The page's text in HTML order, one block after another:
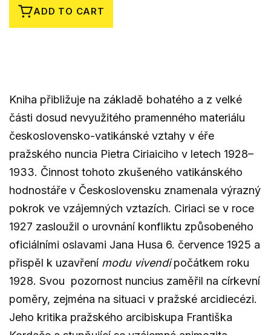
ADD TO CART
Kniha přibližuje na základě bohatého a z velké
části dosud nevyužitého pramenného materiálu
československo-vatikánské vztahy v éře
pražského nuncia Pietra Ciriaiciho v letech 1928–
1933. Činnost tohoto zkušeného vatikánského
hodnostáře v Československu znamenala výrazný
pokrok ve vzájemných vztazích. Ciriaci se v roce
1927 zasloužil o urovnání konfliktu způsobeného
oficiálními oslavami Jana Husa 6. července 1925 a
přispěl k uzavření modu vivendipočátkem roku
1928. Svou pozornost nuncius zaměřil na církevní
poměry, zejména na situaci v pražské arcidiecézi.
Jeho kritika pražského arcibiskupa Františka